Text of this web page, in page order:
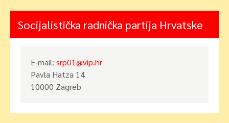
Socijalistička radnička partija Hrvatske
E-mail: srp01@vip.hr
Pavla Hatza 14
10000 Zagreb